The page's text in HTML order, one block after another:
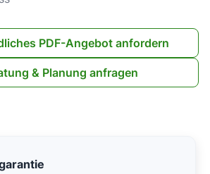
PDF-Angebot anfordern
& Planung anfragen